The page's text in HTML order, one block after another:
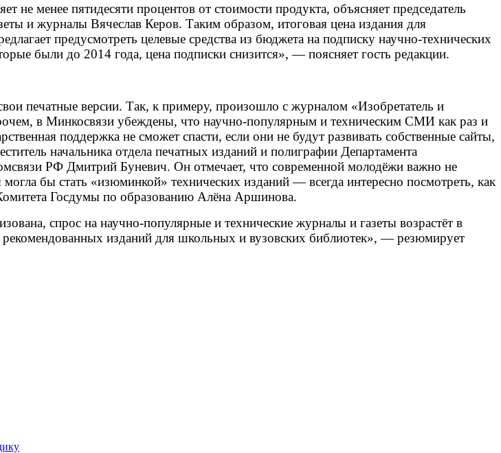
менее пятидесяти процентов от стоимости продукта, объясняет председатель
и журналы Вячеслав Керов. Таким образом, итоговая цена издания для
предусмотреть целевые средства из бюджета на подписку научно-технических
были до 2014 года, цена подписки снизится», — поясняет гость редакции.
печатные версии. Так, к примеру, произошло с журналом «Изобретатель и
в Минкосвязи убеждены, что научно-популярным и техническим СМИ как раз и
поддержка не сможет спасти, если они не будут развивать собственные сайты,
начальника отдела печатных изданий и полиграфии Департамента
РФ Дмитрий Буневич. Он отмечает, что современной молодёжи важно не
бы стать «изюминкой» технических изданий — всегда интересно посмотреть, как
Комитета Госдумы по образованию Алёна Аршинова.
спрос на научно-популярные и технические журналы и газеты возрастёт в
изданий для школьных и вузовских библиотек», — резюмирует